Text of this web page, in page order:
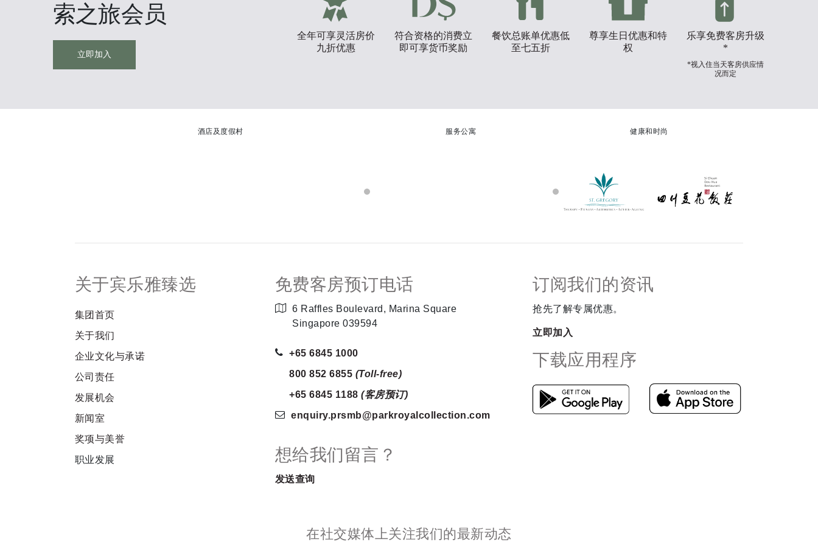
索之旅会员
立即加入
全年可享灵活房价
九折优惠
符合资格的消费立
即可享货币奖励
餐饮总账单优惠低
至七五折
尊享生日优惠和特
权
乐享免费客房升级
*
*视入住当天客房供应情
况而定
酒店及度假村 服务公寓 健康和时尚
关于宾乐雅臻选
集团首页
关于我们
企业文化与承诺
公司责任
发展机会
新闻室
奖项与美誉
职业发展
免费客房预订电话
6 Raffles Boulevard, Marina Square
Singapore 039594
+65 6845 1000
800 852 6855 (Toll-free)
+65 6845 1188(客房预订)
enquiry.prsmb@parkroyalcollection.com
想给我们留言？
发送查询
订阅我们的资讯
抢先了解专属优惠。
立即加入
下载应用程序
在社交媒体上关注我们的最新动态